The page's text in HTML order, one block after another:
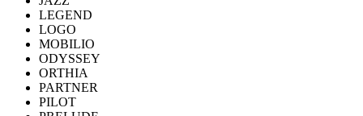
LEGEND
LOGO
MOBILIO
ODYSSEY
ORTHIA
PARTNER
PILOT